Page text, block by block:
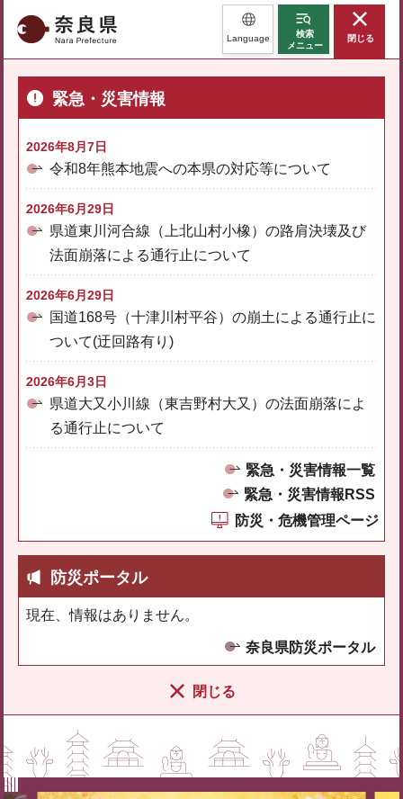
奈良県 Language
検索
メニュー
閉じる
緊急・災害情報
2026年8月7日
令和8年熊本地震への本県の対応等について
2026年6月29日
県道東川河合線（上北山村小橡）の路肩決壊及び
法面崩落による通行止について
2026年6月29日
国道168号（十津川村平谷）の崩土による通行止に
ついて(迂回路有り)
2026年6月3日
県道大又小川線（東吉野村大又）の法面崩落によ
る通行止について
緊急・災害情報一覧
緊急・災害情報RSS
防災・危機管理ページ
防災ポータル
現在、情報はありません。
奈良県防災ポータル
閉じる